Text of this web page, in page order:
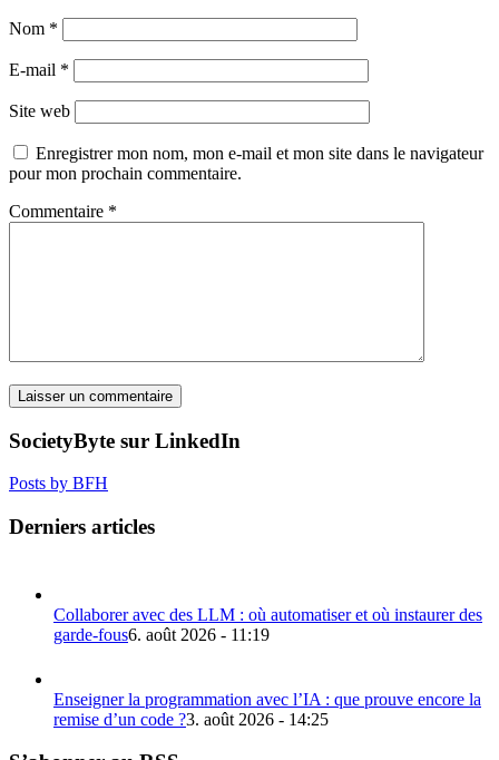
Nom *
E-mail *
Site web
Enregistrer mon nom, mon e-mail et mon site dans le navigateur
pour mon prochain commentaire.
Commentaire *
SocietyByte sur LinkedIn
Posts by BFH
Derniers articles
Collaborer avec des LLM : où automatiser et où instaurer des
garde-fous6. août 2026 - 11:19
Enseigner la programmation avec l’IA : que prouve encore la
remise d’un code ?3. août 2026 - 14:25